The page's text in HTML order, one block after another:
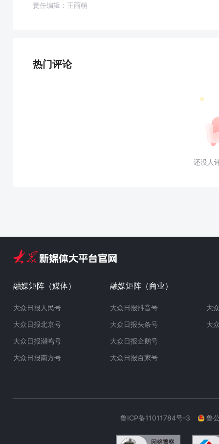
责任编辑：王雨萌
热门评论
还没人
融媒矩阵（媒体）
大众日报人民号
大众日报北京号
大众日报潮鸣号
大众日报南方号
融媒矩阵（商业）
大众日报抖音号
大众日报头条号
大众日报企鹅号
大众日报百家号
大
大
鲁ICP备11011784号-3 鲁